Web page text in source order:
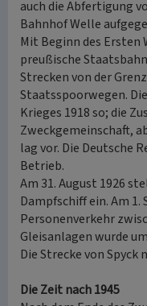
auch die Abfertigung
Bahnhof Welle
Mit Beginn des Ersten
preußische
Strecken von der
Staatsspoorwegen.
Krieges 1918 so; die
Zweckgemeinschaft,
lag vor. Die Deutsche
Betrieb.
Am 31. August 1926
Dampfschiff ein. Am
Personenverkehr
Gleisanlagen wurde
Die Strecke von
Die Zeit nach 1945